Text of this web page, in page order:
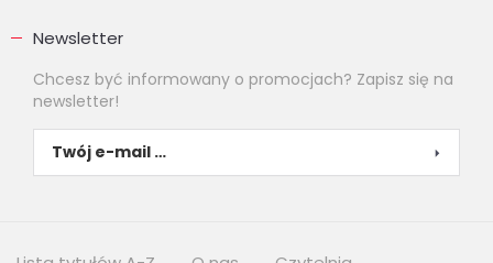
Newsletter
Chcesz być informowany o promocjach? Zapisz się na
newsletter!